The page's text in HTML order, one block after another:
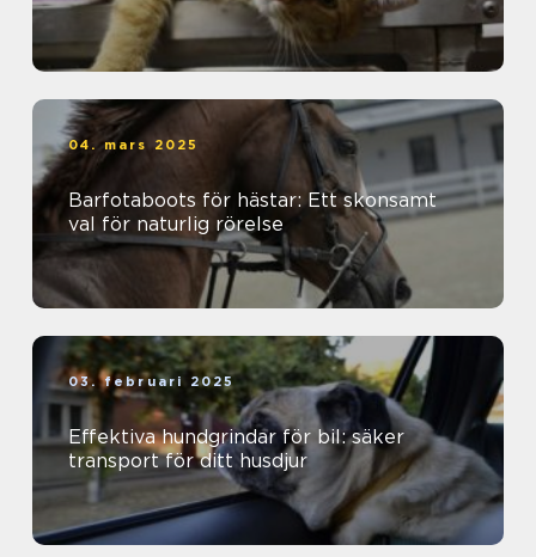
04. mars 2025
Barfotaboots för hästar: Ett skonsamt
val för naturlig rörelse
03. februari 2025
Effektiva hundgrindar för bil: säker
transport för ditt husdjur